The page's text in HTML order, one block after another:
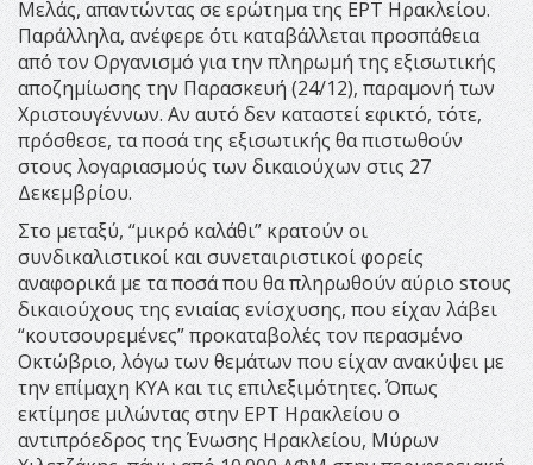
Μελάς, απαντώντας σε ερώτημα της ΕΡΤ Ηρακλείου.
Παράλληλα, ανέφερε ότι καταβάλλεται προσπάθεια
από τον Οργανισμό για την πληρωμή της εξισωτικής
αποζημίωσης την Παρασκευή (24/12), παραμονή των
Χριστουγέννων. Αν αυτό δεν καταστεί εφικτό, τότε,
πρόσθεσε, τα ποσά της εξισωτικής θα πιστωθούν
στους λογαριασμούς των δικαιούχων στις 27
Δεκεμβρίου.
Στο μεταξύ, “μικρό καλάθι” κρατούν οι
συνδικαλιστικοί και συνεταιριστικοί φορείς
αναφορικά με τα ποσά που θα πληρωθούν αύριο sτους
δικαιούχους της ενιαίας ενίσχυσης, που είχαν λάβει
“κουτσουρεμένες” προκαταβολές τον περασμένο
Οκτώβριο, λόγω των θεμάτων που είχαν ανακύψει με
την επίμαχη ΚΥΑ και τις επιλεξιμότητες. Όπως
εκτίμησε μιλώντας στην ΕΡΤ Ηρακλείου ο
αντιπρόεδρος της Ένωσης Ηρακλείου, Μύρων